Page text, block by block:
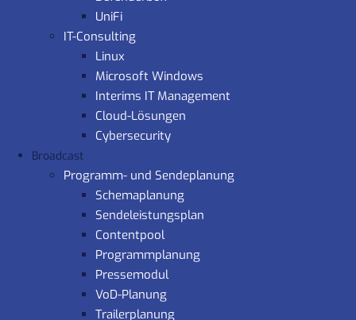
UniFi
IT-Consulting
Linux
Microsoft Windows
Interims IT Management
Cloud-Lösungen
Cybersecurity
Broadcast
Programm- und Sendeplanung
Schemaplanung
Sendeleistungsplan
Contentpool
Programmplanung
Pressemodul
VoD-Planung
Trailerplanung